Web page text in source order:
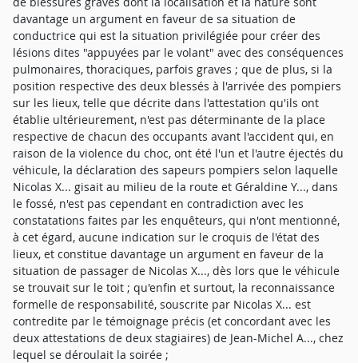
davantage un argument en faveur de sa situation de
conductrice qui est la situation privilégiée pour créer des
lésions dites "appuyées par le volant" avec des conséquences
pulmonaires, thoraciques, parfois graves ; que de plus, si la
position respective des deux blessés à l'arrivée des pompiers
sur les lieux, telle que décrite dans l'attestation qu'ils ont
établie ultérieurement, n'est pas déterminante de la place
respective de chacun des occupants avant l'accident qui, en
raison de la violence du choc, ont été l'un et l'autre éjectés du
véhicule, la déclaration des sapeurs pompiers selon laquelle
Nicolas X... gisait au milieu de la route et Géraldine Y..., dans
le fossé, n'est pas cependant en contradiction avec les
constatations faites par les enquêteurs, qui n'ont mentionné,
à cet égard, aucune indication sur le croquis de l'état des
lieux, et constitue davantage un argument en faveur de la
situation de passager de Nicolas X..., dès lors que le véhicule
se trouvait sur le toit ; qu'enfin et surtout, la reconnaissance
formelle de responsabilité, souscrite par Nicolas X... est
contredite par le témoignage précis (et concordant avec les
deux attestations de deux stagiaires) de Jean-Michel A..., chez
lequel se déroulait la soirée ;